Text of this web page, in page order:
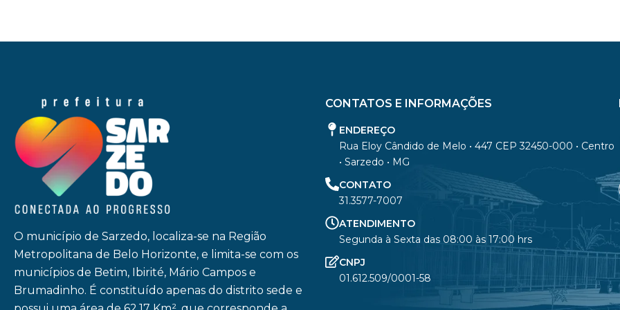
O município de Sarzedo, localiza-se na Região
Metropolitana de Belo Horizonte, e limita-se com os
municípios de Betim, Ibirité, Mário Campos e
Brumadinho. É constituído apenas do distrito sede e
CONTATOS E INFORMAÇÕES
ENDEREÇO
Rua Eloy Cândido de Melo • 447 CEP 32450-000 • Centro
• Sarzedo • MG
CONTATO
31.3577-7007
ATENDIMENTO
Segunda à Sexta das 08:00 às 17:00 hrs
CNPJ
01.612.509/0001-58